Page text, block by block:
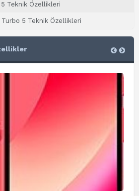
Teknik Özellikleri
5 Teknik Özellikleri